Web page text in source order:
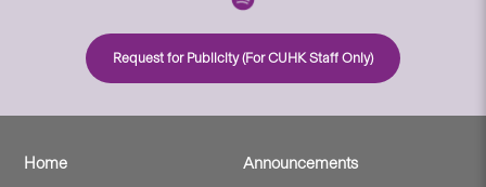
Request for Publicity (For CUHK Staff Only)
Home
Announcements